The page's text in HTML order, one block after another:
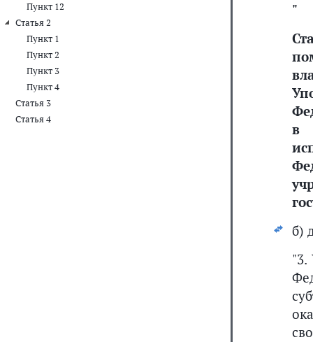
Пункт 12
Статья 2
Пункт 1
Пункт 2
Пункт 3
Пункт 4
Статья 3
Статья 4
"
в
б)
"3.